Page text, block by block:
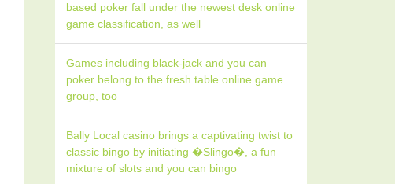
based poker fall under the newest desk online
game classification, as well
Games including black-jack and you can
poker belong to the fresh table online game
group, too
Bally Local casino brings a captivating twist to
classic bingo by initiating �Slingo�, a fun
mixture of slots and you can bingo